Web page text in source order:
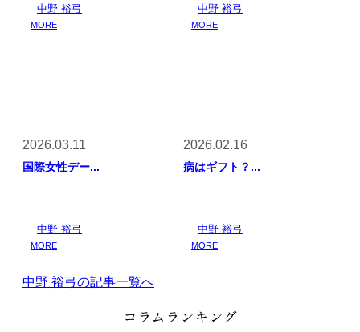
中野 裕弓
MORE
中野 裕弓
MORE
2026.03.11
国際女性デー...
中野 裕弓
MORE
2026.02.16
病はギフト？...
中野 裕弓
MORE
中野 裕弓の記事一覧へ
コラムランキング